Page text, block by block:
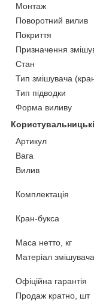
Монтаж
Поворотний вилив
Покриття
Призначення
Стан
Тип змішувача
Тип підводки
Форма виливу
Артикул
Вага
Вилив
Комплектація
Кран-букса
Маса нетто, кг
Матеріал змішувача
Офіційна гарантія
Продаж кратно, шт